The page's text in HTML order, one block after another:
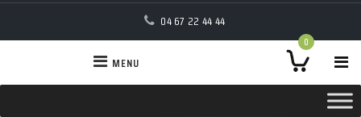
04 67 22 44 44
0
MENU